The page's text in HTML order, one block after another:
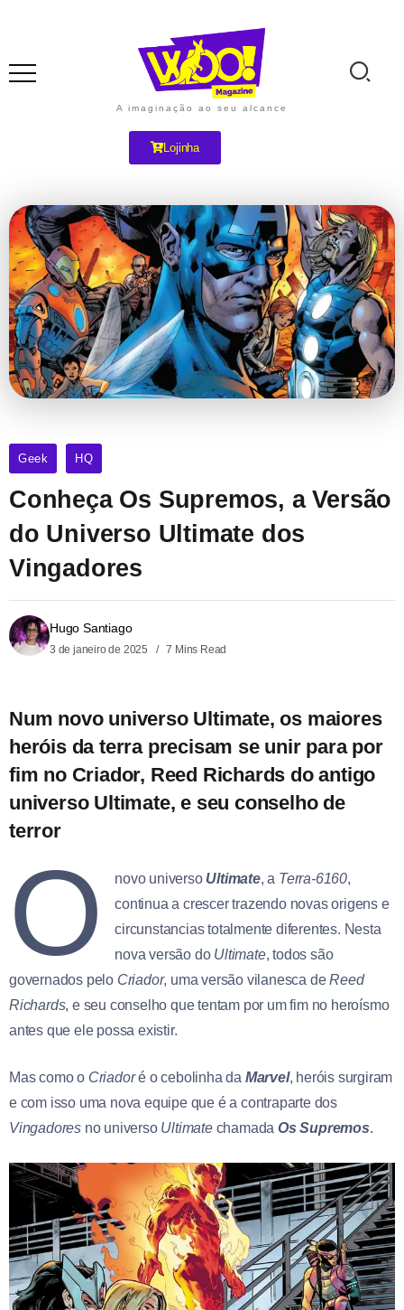
A imaginação ao seu alcance
Lojinha
Geek HQ
Conheça Os Supremos, a Versão
do Universo Ultimate dos
Vingadores
Hugo Santiago
3 de janeiro de 2025 7 Mins Read
Num novo universo Ultimate, os maiores
heróis da terra precisam se unir para por
fim no Criador, Reed Richards do antigo
universo Ultimate, e seu conselho de
terror
O novo universo Ultimate, a Terra-6160,
continua a crescer trazendo novas origens e
circunstancias totalmente diferentes. Nesta
nova versão do Ultimate, todos são
governados pelo Criador, uma versão vilanesca deReed
Richards, e seu conselho que tentam por um fim no heroísmo
antes que ele possa existir.
Mas como o Criadoré o cebolinha da Marvel, heróis surgiram
e com isso uma nova equipe que é a contraparte dos
Vingadores no universo UltimatechamadaOs Supremos.